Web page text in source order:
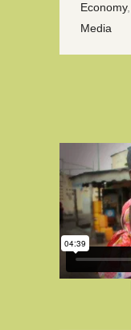
Economy,
Media